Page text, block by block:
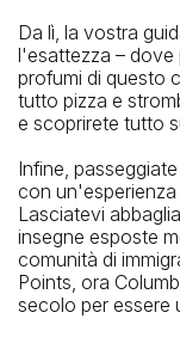
Da lì, la vostra
l'esattezza – dove
profumi di questo
tutto pizza e
e scoprirete tutto
Infine,
con
Lasciatevi
insegne esposte
comunità di
Points, ora
secolo per essere